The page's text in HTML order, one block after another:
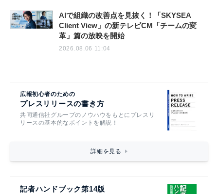
AIで組織の改善点を見抜く！「SKYSEA
Client View」の新テレビCM「チームの変
革」篇の放映を開始
2026.08.06 11:04
広報初心者のための
プレスリリースの書き方
共同通信社グループのノウハウをもとにプレスリ
リースの基本的なポイントを解説！
詳細を見る
記者ハンドブック第14版